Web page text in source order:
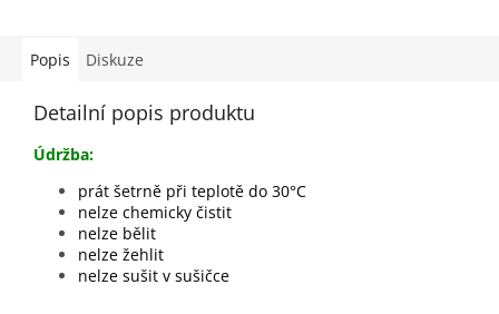
Popis Diskuze
Detailní popis produktu
Údržba:
prát šetrně při teplotě do 30°C
nelze chemicky čistit
nelze bělit
nelze žehlit
nelze sušit v sušičce